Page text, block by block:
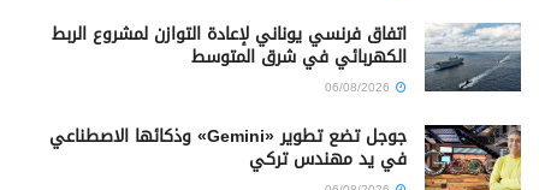
اتفاق فرنسي يوناني لإعادة التوازن لمشروع الربط
الكهربائي في شرق المتوسط
جوجل تضع تطوير «Gemini» وذكائها الاصطناعي
في يد مهندس تركي